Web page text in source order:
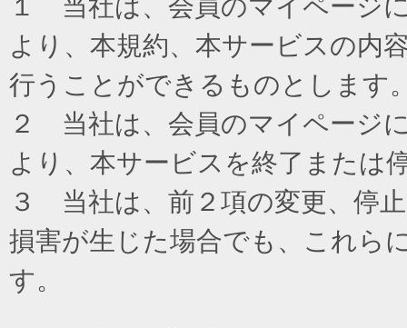
より、本規約、本サービスの内
行うことができるものとします
２ 当社は、会員のマイページ
より、本サービスを終了または
３ 当社は、前２項の変更、停
損害が生じた場合でも、これら
す。